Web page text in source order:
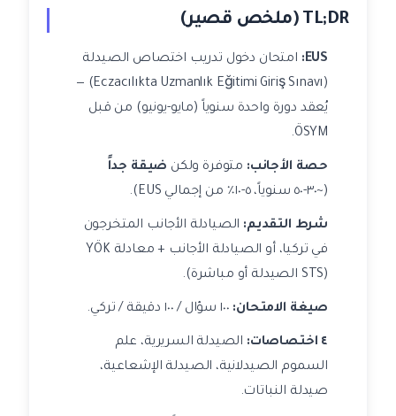
TL;DR (ملخص قصير)
EUS:
امتحان دخول تدريب اختصاص الصيدلة
(Eczacılıkta Uzmanlık Eğitimi Giriş Sınavı) —
يُعقد دورة واحدة سنوياً (مايو-يونيو) من قبل
ÖSYM.
حصة الأجانب: متوفرة ولكن ضيقة جداً
(~٣٠-٥٠ سنوياً، ٥-١٠٪ من إجمالي EUS).
شرط التقديم: الصيادلة الأجانب المتخرجون
في تركيا، أو الصيادلة الأجانب + معادلة YÖK
(STS الصيدلة أو مباشرة).
صيغة الامتحان:
٤ اختصاصات:
الصيدلة السريرية، علم
السموم الصيدلانية، الصيدلة الإشعاعية،
صيدلة النباتات.